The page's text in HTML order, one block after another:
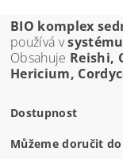
BIO komplex
používá v
Obsahuje Reishi,
Hericium,
Dostupnost
Můžeme doručit do